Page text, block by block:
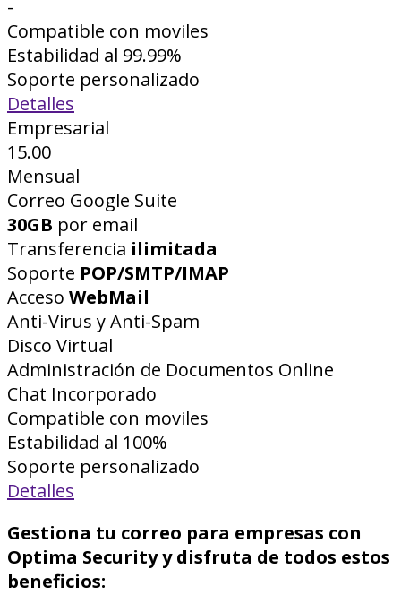
-
Compatible con moviles
Estabilidad al 99.99%
Soporte personalizado
Detalles
Empresarial
15.00
Mensual
Correo Google Suite
30GB por email
Transferencia ilimitada
Soporte POP/SMTP/IMAP
Acceso WebMail
Anti-Virus y Anti-Spam
Disco Virtual
Administración de Documentos Online
Chat Incorporado
Compatible con moviles
Estabilidad al 100%
Soporte personalizado
Detalles
Gestiona tu correo para empresas con
Optima Security y disfruta de todos estos
beneficios: